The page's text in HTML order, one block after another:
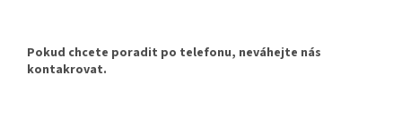
Pokud chcete poradit po telefonu, neváhejte nás
kontakrovat.